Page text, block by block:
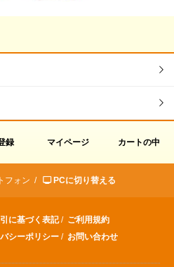
録 マイページ カートの中
フォン / PCに切り替える
に基づく表記/ ご利用規約
シーポリシー / お問い合わせ